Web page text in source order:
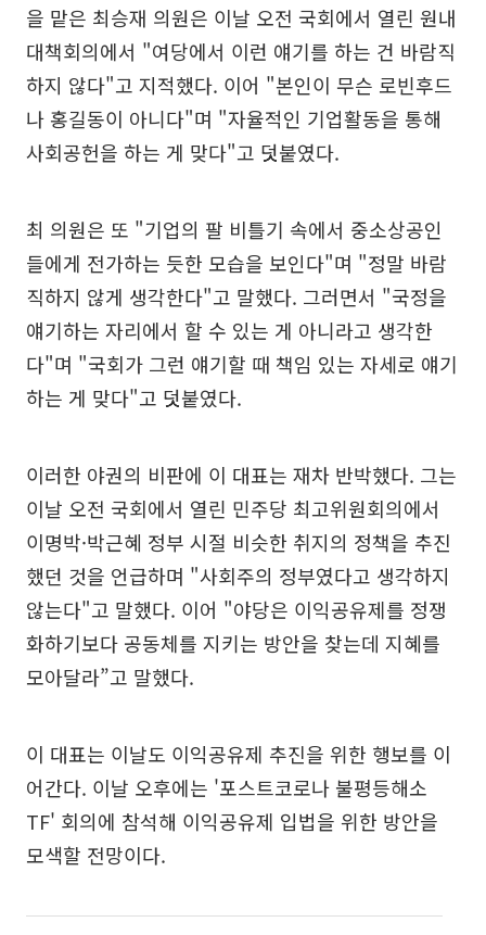
을 맡은 최승재 의원은 이날 오전 국회에서 열린 원내
대책회의에서 "여당에서 이런 얘기를 하는 건 바람직
하지 않다"고 지적했다. 이어 "본인이 무슨 로빈후드
나 홍길동이 아니다"며 "자율적인 기업활동을 통해
사회공헌을 하는 게 맞다"고 덧붙였다.
최 의원은 또 "기업의 팔 비틀기 속에서 중소상공인
들에게 전가하는 듯한 모습을 보인다"며 "정말 바람
직하지 않게 생각한다"고 말했다. 그러면서 "국정을
얘기하는 자리에서 할 수 있는 게 아니라고 생각한
다"며 "국회가 그런 얘기할 때 책임 있는 자세로 얘기
하는 게 맞다"고 덧붙였다.
이러한 야권의 비판에 이 대표는 재차 반박했다. 그는
이날 오전 국회에서 열린 민주당 최고위원회의에서
이명박·박근혜 정부 시절 비슷한 취지의 정책을 추진
했던 것을 언급하며 "사회주의 정부였다고 생각하지
않는다"고 말했다. 이어 "야당은 이익공유제를 정쟁
화하기보다 공동체를 지키는 방안을 찾는데 지혜를
모아달라”고 말했다.
이 대표는 이날도 이익공유제 추진을 위한 행보를 이
어간다. 이날 오후에는 '포스트코로나 불평등해소
TF' 회의에 참석해 이익공유제 입법을 위한 방안을
모색할 전망이다.